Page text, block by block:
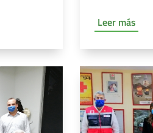
Leer más